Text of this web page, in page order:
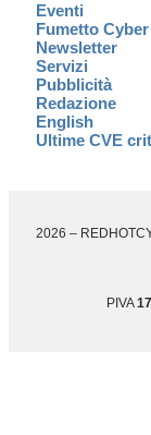
Eventi
Fumetto Cyber
Newsletter
Servizi
Pubblicità
Redazione
English
Ultime CVE
2026 –
PIVA